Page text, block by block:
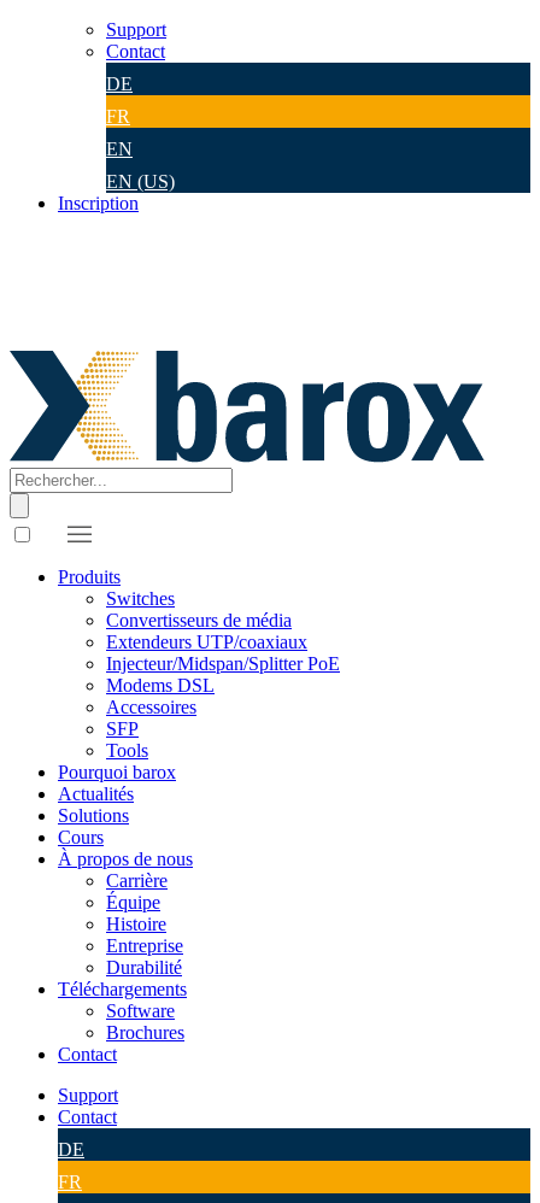
Support
Contact
DE
FR
EN
EN (US)
Inscription
Produits
Switches
Convertisseurs de média
Extendeurs UTP/coaxiaux
Injecteur/Midspan/Splitter PoE
Modems DSL
Accessoires
SFP
Tools
Pourquoi barox
Actualités
Solutions
Cours
À propos de nous
Carrière
Équipe
Histoire
Entreprise
Durabilité
Téléchargements
Software
Brochures
Contact
Support
Contact
DE
FR